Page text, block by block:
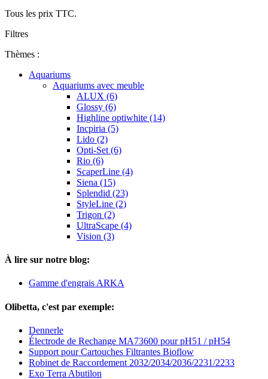
Tous les prix TTC.
Filtres
Thèmes :
Aquariums
Aquariums avec meuble
ALUX (6)
Glossy (6)
Highline optiwhite (14)
Incpiria (5)
Lido (2)
Opti-Set (6)
Rio (6)
ScaperLine (4)
Siena (15)
Splendid (23)
StyleLine (2)
Trigon (2)
UltraScape (4)
Vision (3)
À lire sur notre blog:
Gamme d'engrais ARKA
Olibetta, c'est par exemple:
Dennerle
Électrode de Rechange MA73600 pour pH51 / pH54
Support pour Cartouches Filtrantes Bioflow
Robinet de Raccordement 2032/2034/2036/2231/2233
Exo Terra Abutilon